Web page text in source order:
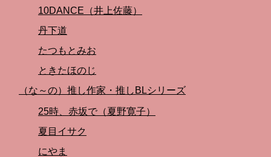
10DANCE（井上佐藤）
丹下道
たつもとみお
ときたほのじ
（な～の）推し作家・推しBLシリーズ
25時、赤坂で（夏野寛子）
夏目イサク
にやま